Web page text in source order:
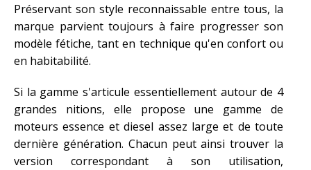
Préservant son style reconnaissable entre tous, la
marque parvient toujours à faire progresser son
modèle fétiche, tant en technique qu'en confort ou
en habitabilité.
Si la gamme s'articule essentiellement autour de 4
grandes finitions, elle propose une gamme de
moteurs essence et diesel assez large et de toute
dernière génération. Chacun peut ainsi trouver la
version correspondant à son utilisation,